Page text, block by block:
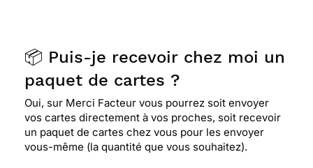
📦 Puis-je recevoir chez moi un
paquet de cartes ?
Oui, sur Merci Facteur vous pourrez soit envoyer
vos cartes directement à vos proches, soit recevoir
un paquet de cartes chez vous pour les envoyer
vous-même (la quantité que vous souhaitez).